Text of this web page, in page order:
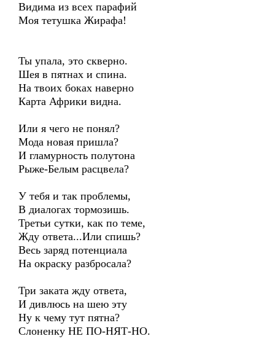
Видима из всех парафий
Моя тетушка Жирафа!
Ты упала, это скверно.
Шея в пятнах и спина.
На твоих боках наверно
Карта Африки видна.
Или я чего не понял?
Мода новая пришла?
И гламурность полутона
Рыже-Белым расцвела?
У тебя и так проблемы,
В диалогах тормозишь.
Третьи сутки, как по теме,
Жду ответа...Или спишь?
Весь заряд потенциала
На окраску разбросала?
Три заката жду ответа,
И дивлюсь на шею эту
Ну к чему тут пятна?
Слоненку НЕ ПО-НЯТ-НО.